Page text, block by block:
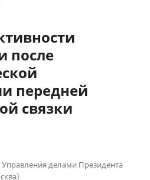
после
передней
связки
делами Президента